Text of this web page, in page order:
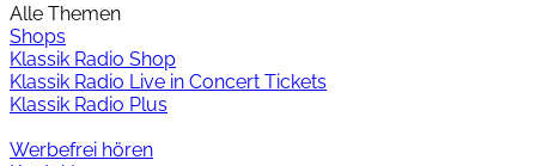
Alle Themen
Shops
Klassik Radio Shop
Klassik Radio Live in Concert Tickets
Klassik Radio Plus
Werbefrei hören